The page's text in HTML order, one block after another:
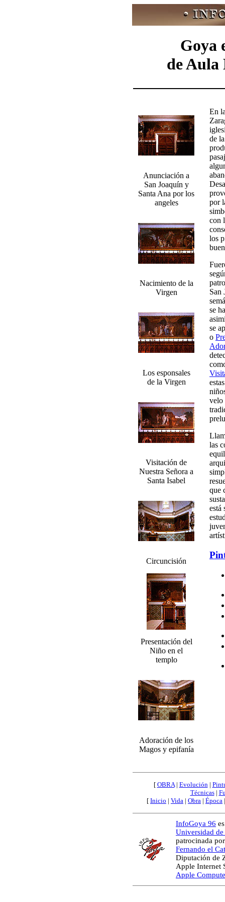
Goya
de Aula
En
de
por
con
los
San
se
se
o
velo
las
que
está
Anunciación a
San Joaquín y
Santa Ana por los
angeles
Nacimiento de la
Virgen
Los esponsales
de la Virgen
Visitación de
Nuestra Señora a
Santa Isabel
Circuncisión
Presentación del
Niño en el
templo
Adoración de los
Magos y epifanía
[ OBRA| Evolución |
Técnicas|
[ Inicio | Vida | Obra | Época
InfoGoya 96
Universidad de
patrocinada
Fernando el
Diputación de
Apple Internet
Apple